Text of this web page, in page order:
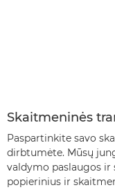
Skaitmeninės
Paspartinkite savo
dirbtumėte. Mūsų
valdymo paslaugos ir
popierinius ir